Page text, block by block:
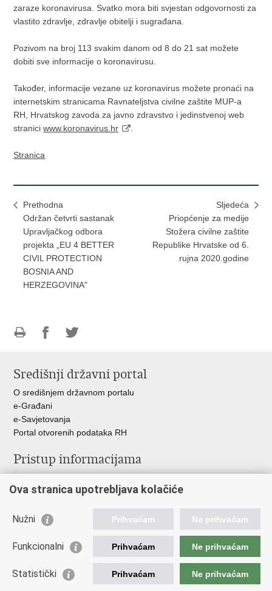
zaraze koronavirusa. Svatko mora biti svjestan odgovornosti za
vlastito zdravlje, zdravlje obitelji i sugrađana.
Pozivom na broj 113 svakim danom od 8 do 21 sat možete
dobiti sve informacije o koronavirusu.
Također, informacije vezane uz koronavirus možete pronaći na
internetskim stranicama Ravnateljstva civilne zaštite MUP-a
RH, Hrvatskog zavoda za javno zdravstvo i jedinstvenoj web
straniciwww.koronavirus.hr
Stranica
Prethodna
Održan četvrti sastanak
Upravljačkog odbora
projekta „EU 4 BETTER
CIVIL PROTECTION
BOSNIA AND
HERZEGOVINA"
Sljedeća
Priopćenje za medije
Stožera civilne zaštite
Republike Hrvatske od 6.
rujna 2020.godine
FacebookuTwitteru
Središnji državni portal
O središnjem državnom portalu
e-Građani
e-Savjetovanja
Portal otvorenih podataka RH
Pristup informacijama
Savjetovanje
Zapošljavanje
Odnosi s javnošću
Važne poveznice
Ova stranica upotrebljava kolačiće
Nužni Prihvaćam Ne prihvaćam
Funkcionalni Prihvaćam Ne prihvaćam
Statistički Prihvaćam Ne prihvaćam